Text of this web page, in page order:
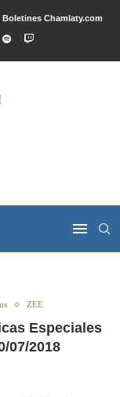
Boletines Chamlaty.com
ZEE
Especiales
07/2018